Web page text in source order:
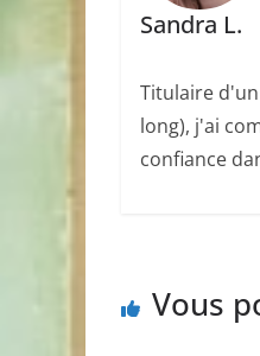
Sandra L.
Titulaire
long), j'ai
confiance
Vous